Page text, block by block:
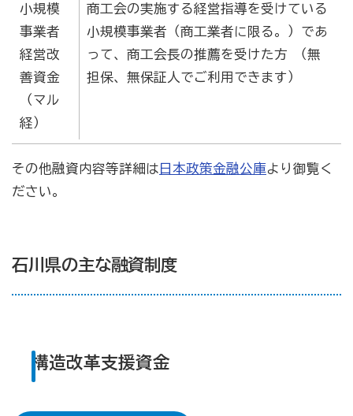
小規模
事業者
経営改
善資金
（マル
経）
商工会の実施する経営指導を受けている
小規模事業者（商工業者に限る。）であ
って、商工会長の推薦を受けた方 （無
担保、無保証人でご利用できます）
その他融資内容等詳細は 日本政策金融公庫より御覧く
ださい。
石川県の主な融資制度
構造改革支援資金
石川県中小企業共済協同組合(傷害共済・自動車事故費
用共済）
従業員の退職金共済制度
経営者の退職金制度（小規模企業共済）
取引先の破たんによる連鎖倒産を防ぐ（中小企業倒産防
海外PL保険(国内補償は、ビジネス総合保険へ）
病気やケガで働けない場合の所得を補償（休業補償制
万が一の「労働災害」と使用者賠償補償がセットの保険
（商工会の業務災害保険）